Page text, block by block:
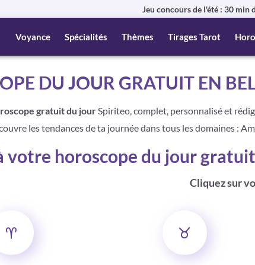
Jeu concours de l'été : 30 min
Voyance Spécialités Thèmes Tirages Tarot
DU JOUR GRATUIT EN
gratuit du jourSpiriteo, complet, personnalisé et
les tendances de ta journée dans tous les domaines :
votre horoscope du jour
Cliquez sur